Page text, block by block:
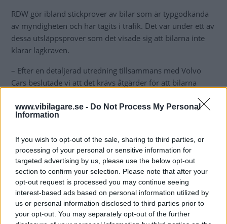
www.vibilagare.se - Do Not Process My Personal
Information
If you wish to opt-out of the sale, sharing to third parties, or
processing of your personal or sensitive information for
targeted advertising by us, please use the below opt-out
section to confirm your selection. Please note that after your
opt-out request is processed you may continue seeing
interest-based ads based on personal information utilized by
us or personal information disclosed to third parties prior to
your opt-out. You may separately opt-out of the further
RDW gör ibland stickprover av bilar som är typgodkända
av myndigheten och har tagits i trafik. Det var under ett av
dessa utsläppsprover som det visade sig att bilarna inte
klarar lagkraven.
– Efter en detaljerad utredning tillsammans med Volvo
Cars beslutade vi att det krävs åtgärder för att bilarna
mjukvaruuppdatering som verifieras av oss för dessa
bilar, säger Thérèse de Vroomen.
Hur långt över utsläppsgränsen låg bilarna under
testkörningarna?
– Vi delger inte de uppgifterna i nuläget.